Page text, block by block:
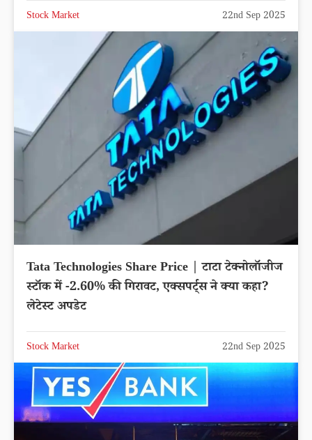
Stock Market 22nd Sep 2025
Tata Technologies Share Price | टाटा टेक्नोलॉजीज
स्टॉक में -2.60% की गिरावट, एक्सपर्ट्स ने क्या कहा?
लेटेस्ट अपडेट
Stock Market 22nd Sep 2025